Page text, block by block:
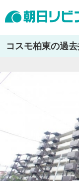
コスモ柏東の過